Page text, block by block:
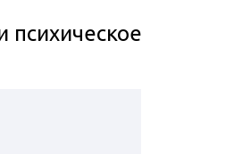
психическое